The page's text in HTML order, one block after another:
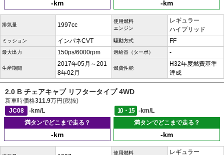
-km -km
排気量 1997cc
使用燃料
エンジン
レギュラー
ハイブリッド
ミッション インパネCVT 駆動方式 FF
最大出力 150ps/6000rpm 過給器（ターボ） -
生産期間
2017年05月～201
8年02月
燃費性能
H32年度燃費基準
達成
2.0 B チェアキャブ リフタータイプ 4WD
新車時価格311.9万円(税抜)
JC08
-km/L 10・15
-km/L
満タンでどこまで走る？
-km
満タンでどこまで走る？
-km
使用燃料 レギュラー